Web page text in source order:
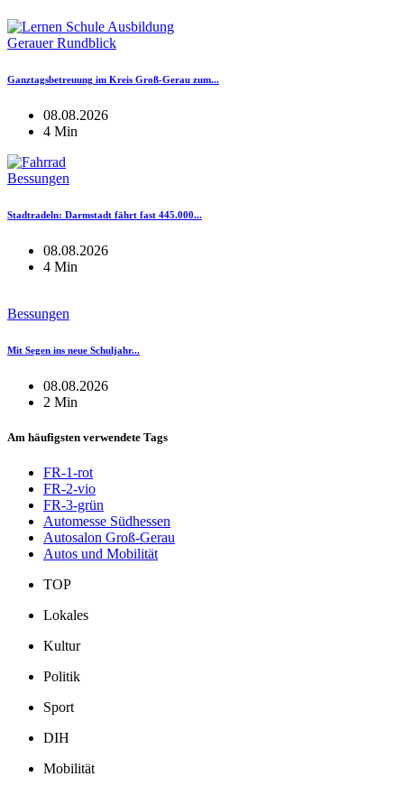
Gerauer Rundblick
Ganztagsbetreuung im Kreis Groß-Gerau zum...
08.08.2026
4 Min
Bessungen
Stadtradeln: Darmstadt fährt fast 445.000...
08.08.2026
4 Min
Bessungen
Mit Segen ins neue Schuljahr...
08.08.2026
2 Min
Am häufigsten verwendete Tags
FR-1-rot
FR-2-vio
FR-3-grün
Automesse Südhessen
Autosalon Groß-Gerau
Autos und Mobilität
TOP
Lokales
Kultur
Politik
Sport
DIH
Mobilität